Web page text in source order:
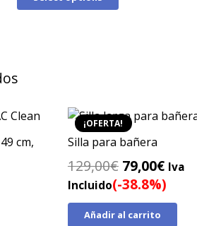
cm,
¡OFERTA!
Silla para bañera
129,00€ El
precio
original
era:
79,00€El
precio
actual
Iva
Incluido(-38.8%)
Añadir al carrito